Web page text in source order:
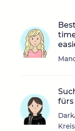
fürs